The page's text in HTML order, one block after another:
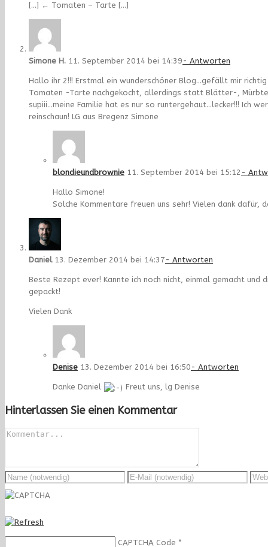
[…] ← Tomaten – Tarte […]
Simone H. 11. September 2014 bei 14:39 - Antworten
Hallo ihr 2!!! Erstmal ein wunderschöner Blog…gefällt mir richtig
Tomaten -Tarte nachgekocht, allerdings statt Blätter-,
supiii…meine Familie hat es nur so runtergehaut…lecker!!! Ich
reinschaun! LG aus Bregenz Simone
blondieundbrownie 11. September 2014 bei 15:12 -
Hallo Simone!
Solche Kommentare freuen uns sehr! Vielen dank dafür,
Daniel13. Dezember 2014 bei 14:37 - Antworten
Beste Rezept ever! Kannte ich noch nicht, einmal gemacht und
gepackt!
Vielen Dank
Denise 13. Dezember 2014 bei 16:50 - Antworten
Danke Daniel Freut uns, lg Denise
Hinterlassen Sie einen Kommentar
CAPTCHA Code *